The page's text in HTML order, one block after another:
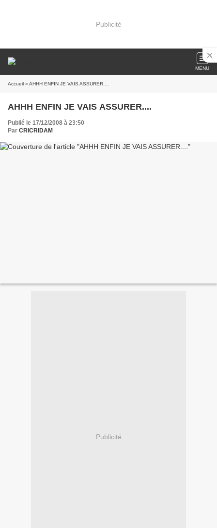
Publicité
MENU
Accueil » AHHH ENFIN JE VAIS ASSURER....
AHHH ENFIN JE VAIS ASSURER....
Publié le 17/12/2008 à 23:50
Par CRICRIDAM
Publicité